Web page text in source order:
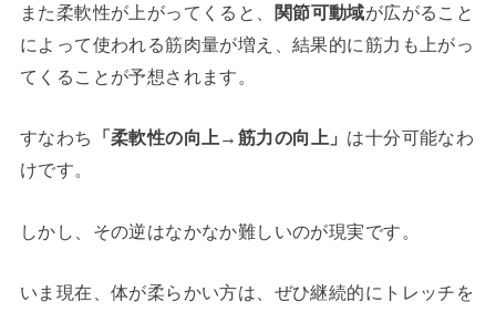
また柔軟性が上がってくると、 関節可動域が広がること
によって使われる筋肉量が増え、結果的に筋力も上がっ
てくることが予想されます。
すなわち 「柔軟性の向上→筋力の向上」 は十分可能なわ
けです。
しかし、その逆はなかなか難しいのが現実です。
いま現在、体が柔らかい方は、ぜひ継続的にトレッチを